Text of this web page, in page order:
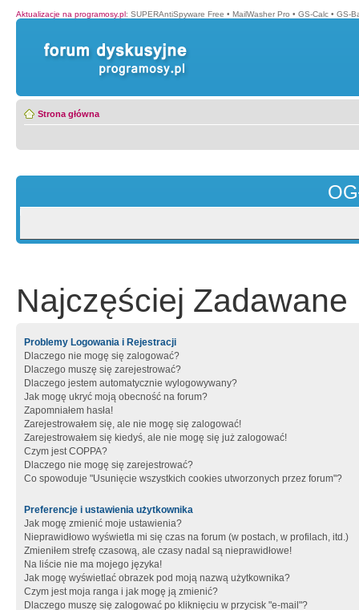
Aktualizacje na programosy.pl: SUPERAntiSpyware Free • MailWasher Pro • GS-Calc • GS-
Strona główna
Najczęściej Zadawane
Problemy Logowania i Rejestracji
Dlaczego nie mogę się zalogować?
Dlaczego muszę się zarejestrować?
Dlaczego jestem automatycznie wylogowywany?
Jak mogę ukryć moją obecność na forum?
Zapomniałem hasła!
Zarejestrowałem się, ale nie mogę się zalogować!
Zarejestrowałem się kiedyś, ale nie mogę się już zalogować!
Czym jest COPPA?
Dlaczego nie mogę się zarejestrować?
Co spowoduje "Usunięcie wszystkich cookies utworzonych przez forum"?
Preferencje i ustawienia użytkownika
Jak mogę zmienić moje ustawienia?
Nieprawidłowo wyświetla mi się czas na forum (w postach, w profilach, itd.)
Zmieniłem strefę czasową, ale czasy nadal są nieprawidłowe!
Na liście nie ma mojego języka!
Jak mogę wyświetlać obrazek pod moją nazwą użytkownika?
Czym jest moja ranga i jak mogę ją zmienić?
Dlaczego muszę się zalogować po kliknięciu w przycisk "e-mail"?